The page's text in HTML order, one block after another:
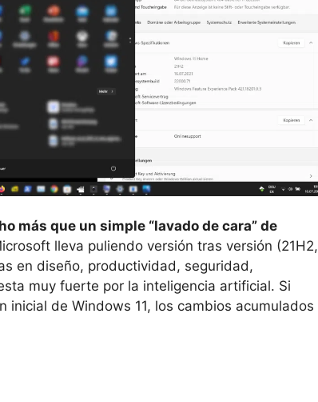
más que un simple “lavado de cara” de
lleva puliendo versión tras versión (21H2,
en diseño, productividad, seguridad,
muy fuerte por la inteligencia artificial. Si
inicial de Windows 11, los cambios acumulados